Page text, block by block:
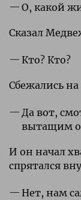
О, какой
Сказал
Кто? Кто?
Сбежались на
Да вот,
вытащим
И он начал
спрятался
Нет, нам